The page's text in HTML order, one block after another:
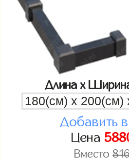
Длина x
Добавить
Цена
Вместо